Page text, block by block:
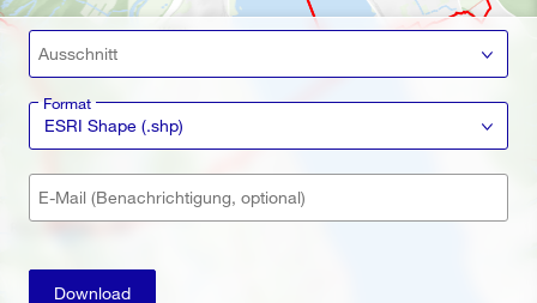
Ausschnitt
Format
ESRI Shape (.shp)
E-Mail (Benachrichtigung, optional)
Download